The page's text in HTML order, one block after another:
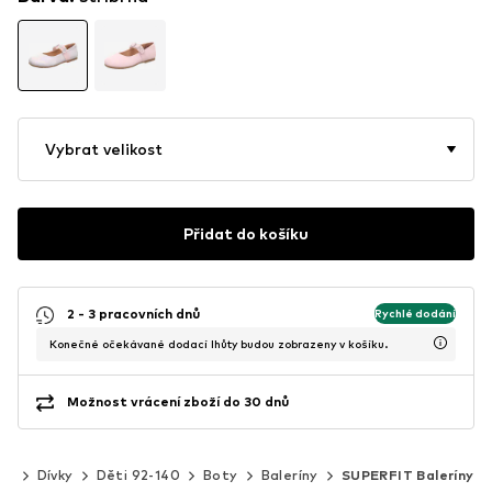
Vybrat velikost
Přidat do košíku
2 - 3 pracovních dnů Rychlé dodání
Konečné očekávané dodací lhůty budou zobrazeny v košíku.
Možnost vrácení zboží do 30 dnů
Dívky Děti 92-140 Boty Baleríny SUPERFIT Baleríny